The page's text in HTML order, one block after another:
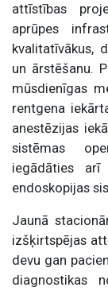
attīstības
aprūpes
kvalitatīvākus,
un ārstēšanu.
mūsdienīgas
rentgena
anestēzijas
sistēmas
iegādāties arī
endoskopijas
Jaunā
izšķirtspējas
devu gan
diagnostikas